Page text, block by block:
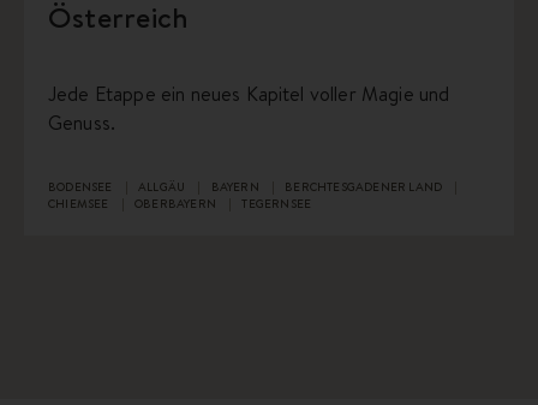
Österreich
Jede Etappe ein neues Kapitel voller Magie und
Genuss.
BODENSEE ALLGÄU BAYERN
BERCHTESGADENER LAND
CHIEMSEE
OBERBAYERN TEGERNSEE